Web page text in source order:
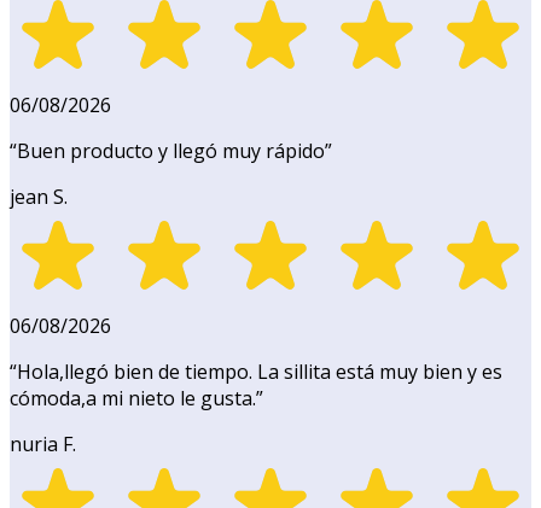
06/08/2026
“Buen producto y llegó muy rápido”
jean S.
06/08/2026
“Hola,llegó bien de tiempo. La sillita está muy bien y es
cómoda,a mi nieto le gusta.”
nuria F.